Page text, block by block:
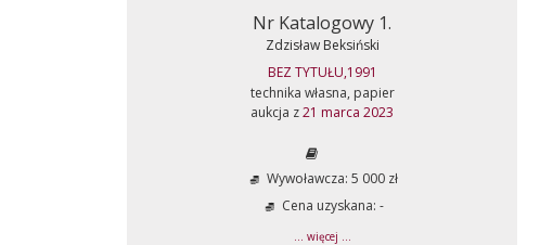
Nr Katalogowy 1.
Zdzisław Beksiński
BEZ TYTUŁU,1991
technika własna, papier
aukcja z21 marca 2023
Wywoławcza: 5 000 zł
Cena uzyskana: -
... więcej ...